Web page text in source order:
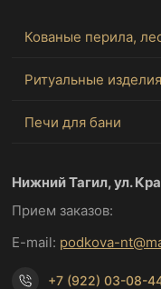
Кованые перила,
Ритуальные изделия
Печи для бани
Нижний Тагил, ул.
Прием заказов:
E-mail: podkova-
+7 (922) 03-08-